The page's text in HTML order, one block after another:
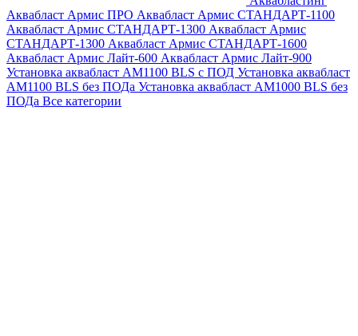
Аквабласт Армис ПРО Аквабласт Армис СТАНДАРТ-1100
Аквабласт Армис СТАНДАРТ-1300 Аквабласт Армис
СТАНДАРТ-1300 Аквабласт Армис СТАНДАРТ-1600
Аквабласт Армис Лайт-600 Аквабласт Армис Лайт-900
Установка аквабласт AM1100 BLS с ПОД Установка аквабласт
AM1100 BLS без ПОДа Установка аквабласт AM1000 BLS без
ПОДа Все категории